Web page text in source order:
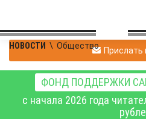
НОВОСТИ \ Общество Прислать
ФОНД ПОДДЕРЖКИ
с начала 2026 года